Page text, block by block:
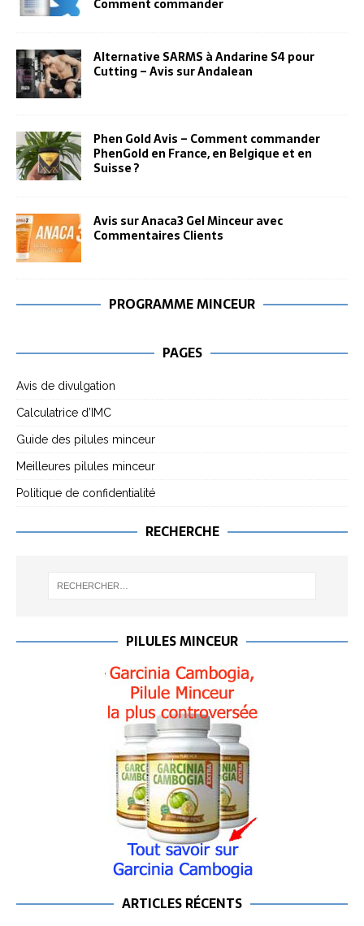
Comment commander
Alternative SARMS à Andarine S4 pour
Cutting – Avis sur Andalean
Phen Gold Avis – Comment commander
PhenGold en France, en Belgique et en
Suisse ?
Avis sur Anaca3 Gel Minceur avec
Commentaires Clients
PROGRAMME MINCEUR
PAGES
Avis de divulgation
Calculatrice d’IMC
Guide des pilules minceur
Meilleures pilules minceur
Politique de confidentialité
RECHERCHE
PILULES MINCEUR
ARTICLES RÉCENTS